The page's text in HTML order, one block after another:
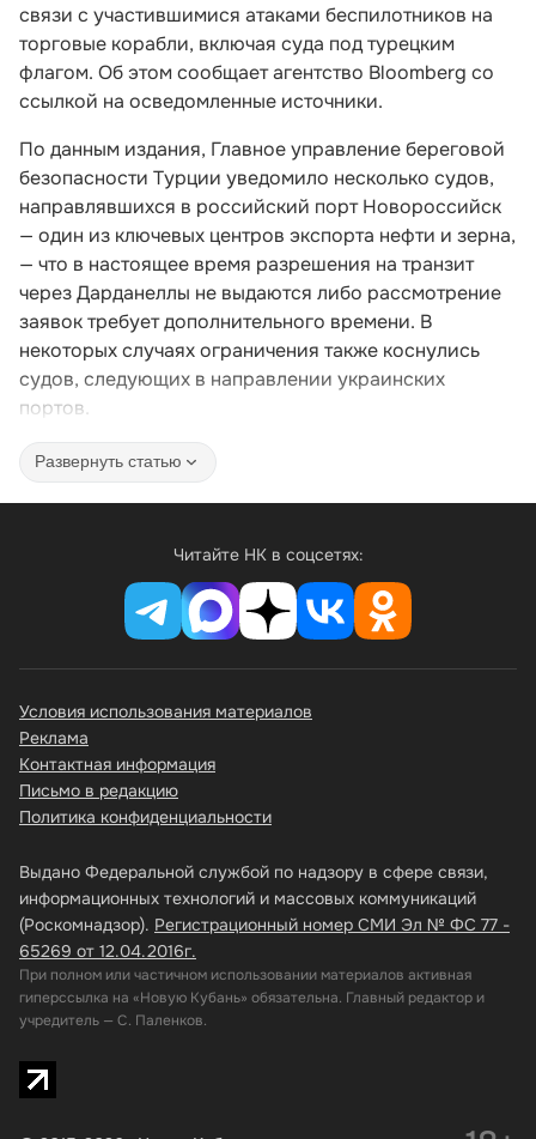
связи с участившимися атаками беспилотников на
торговые корабли, включая суда под турецким
флагом. Об этом сообщает агентство Bloomberg со
ссылкой на осведомленные источники.
По данным издания, Главное управление береговой
безопасности Турции уведомило несколько судов,
направлявшихся в российский порт Новороссийск
— один из ключевых центров экспорта нефти и зерна,
— что в настоящее время разрешения на транзит
через Дарданеллы не выдаются либо рассмотрение
заявок требует дополнительного времени. В
некоторых случаях ограничения также коснулись
судов, следующих в направлении украинских
портов.
Развернуть статью
Читайте НК в соцсетях:
Выдано Федеральной службой по надзору в сфере связи,
информационных технологий и массовых коммуникаций
(Роскомнадзор). Регистрационный номер СМИ Эл № ФС 77 -
65269 от 12.04.2016г.
При полном или частичном использовании материалов активная
гиперссылка на «Новую Кубань» обязательна. Главный редактор и
учредитель — С. Паленков.
Условия использования материалов
Реклама
Контактная информация
Письмо в редакцию
Политика конфиденциальности